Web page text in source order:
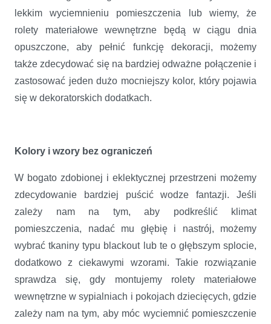
lekkim wyciemnieniu pomieszczenia lub wiemy, że
rolety materiałowe wewnętrzne będą w ciągu dnia
opuszczone, aby pełnić funkcję dekoracji, możemy
także zdecydować się na bardziej odważne połączenie i
zastosować jeden dużo mocniejszy kolor, który pojawia
się w dekoratorskich dodatkach.
Kolory i wzory bez ograniczeń
W bogato zdobionej i eklektycznej przestrzeni możemy
zdecydowanie bardziej puścić wodze fantazji. Jeśli
zależy nam na tym, aby podkreślić klimat
pomieszczenia, nadać mu głębię i nastrój, możemy
wybrać tkaniny typu blackout lub te o głębszym splocie,
dodatkowo z ciekawymi wzorami. Takie rozwiązanie
sprawdza się, gdy montujemy rolety materiałowe
wewnętrzne w sypialniach i pokojach dziecięcych, gdzie
zależy nam na tym, aby móc wyciemnić pomieszczenie